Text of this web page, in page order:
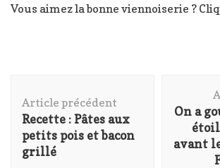
Vous aimez la bonne viennoiserie ?
d'article
Article précédent
Recette : Pâtes aux
petits pois et bacon
grillé
On a
avant